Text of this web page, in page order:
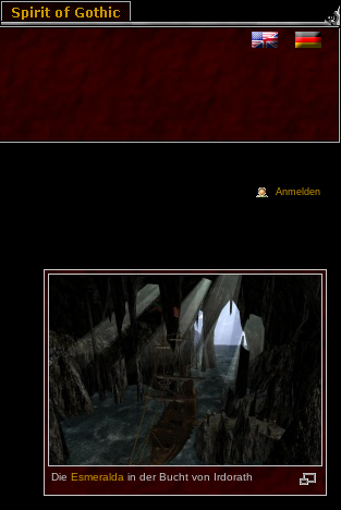
DieEsmeralda in der Bucht von Irdorath
Anmelden